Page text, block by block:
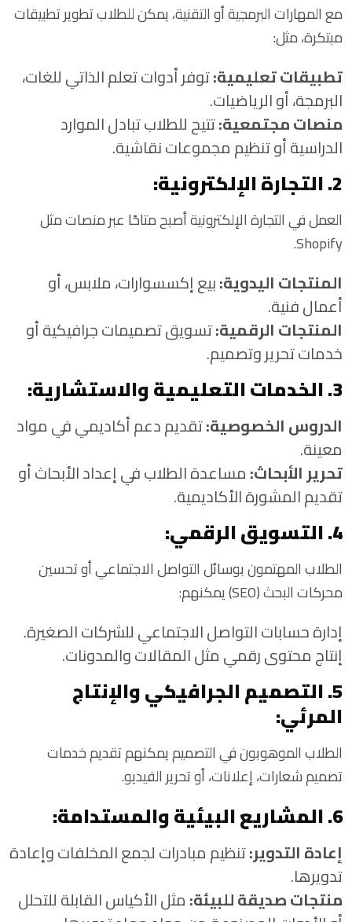
مع المهارات البرمجية أو التقنية، يمكن للطلاب تطوير تطبيقات
مبتكرة، مثل:
تطبيقات تعليمية:توفر أدوات تعلم الذاتي للغات،
البرمجة، أو الرياضيات.
منصات مجتمعية:تتيح للطلاب تبادل الموارد
الدراسية أو تنظيم مجموعات نقاشية.
2. التجارة الإلكترونية:
العمل في التجارة الإلكترونية أصبح متاحًا عبر منصات مثل
Shopify.
المنتجات اليدوية:بيع إكسسوارات، ملابس، أو
أعمال فنية.
المنتجات الرقمية:تسويق تصميمات جرافيكية أو
خدمات تحرير وتصميم.
3. الخدمات التعليمية والاستشارية:
الدروس الخصوصية:تقديم دعم أكاديمي في مواد
معينة.
تحرير الأبحاث:مساعدة الطلاب في إعداد الأبحاث أو
تقديم المشورة الأكاديمية.
4. التسويق الرقمي:
الطلاب المهتمون بوسائل التواصل الاجتماعي أو تحسين
محركات البحث (SEO) يمكنهم:
إدارة حسابات التواصل الاجتماعي للشركات الصغيرة.
إنتاج محتوى رقمي مثل المقالات والمدونات.
5. التصميم الجرافيكي والإنتاج
المرئي:
الطلاب الموهوبون في التصميم يمكنهم تقديم خدمات
تصميم شعارات، إعلانات، أو تحرير الفيديو.
6. المشاريع البيئية والمستدامة:
إعادة التدوير:تنظيم مبادرات لجمع المخلفات وإعادة
تدويرها.
منتجات صديقة للبيئة:مثل الأكياس القابلة للتحلل